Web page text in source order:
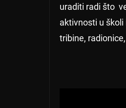
uraditi radi što
aktivnosti u
tribine,